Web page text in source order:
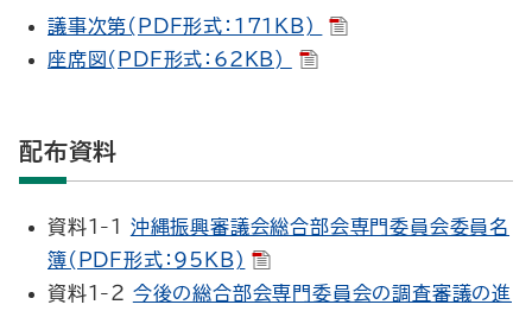
議事次第(PDF形式：171KB)
座席図(PDF形式：62KB)
配布資料
資料１-１ 沖縄振興審議会総合部会専門委員会委員名
簿(PDF形式：95KB)
資料１-２ 今後の総合部会専門委員会の調査審議の進